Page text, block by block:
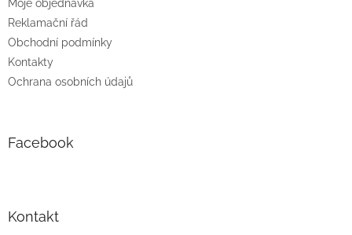
Moje objednávka
Reklamační řád
Obchodní podmínky
Kontakty
Ochrana osobních údajů
Facebook
Kontakt